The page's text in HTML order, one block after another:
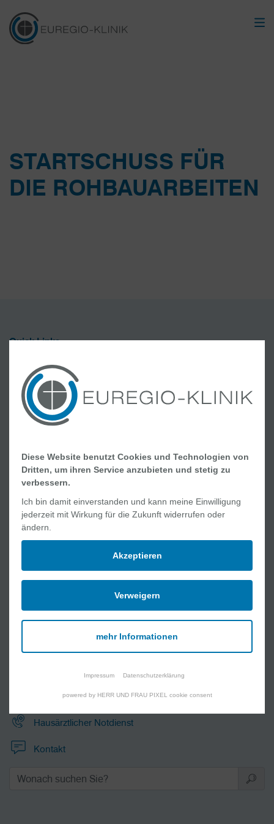
STARTSCHUSS FÜR
DIE ROHBAUARBEITEN
Quick Links
Ablauf Ihres Aufenthaltes
Geburt und Wochenbett
Online Academy
Medizinische Angebote
Kliniken
Interdisziplinäre Zentren
MVZ und Praxen
Pflege
Über uns
News und Veranstaltungen
Neubau Gerontopsychiatrie, Demenz- und Palliativstation
Hausärztlicher Notdienst
Kontakt
Diese Website benutzt Cookies und Technologien von
Dritten, um ihren Service anzubieten und stetig zu
verbessern.
Ich bin damit einverstanden und kann meine Einwilligung
jederzeit mit Wirkung für die Zukunft widerrufen oder
ändern.
Akzeptieren
Verweigern
mehr Informationen
Impressum Datenschutzerklärung
powered by HERR UND FRAU PIXEL cookie consent